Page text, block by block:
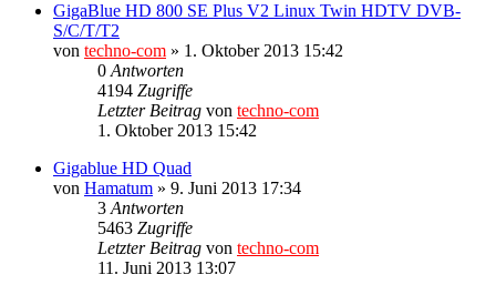
GigaBlue HD 800 SE Plus V2 Linux Twin HDTV DVB-
S/C/T/T2
von techno-com » 1. Oktober 2013 15:42
0 Antworten
4194 Zugriffe
Letzter Beitrag von techno-com
1. Oktober 2013 15:42
Gigablue HD Quad
von Hamatum » 9. Juni 2013 17:34
3 Antworten
5463 Zugriffe
Letzter Beitrag von techno-com
11. Juni 2013 13:07